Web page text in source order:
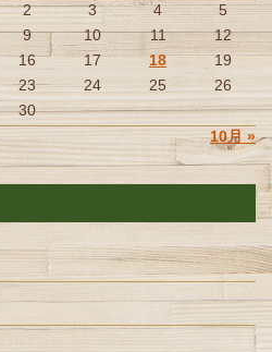
10月 »
2 3 4
5
9 10 11
12
16 17 18
19
23 24 25
26
30